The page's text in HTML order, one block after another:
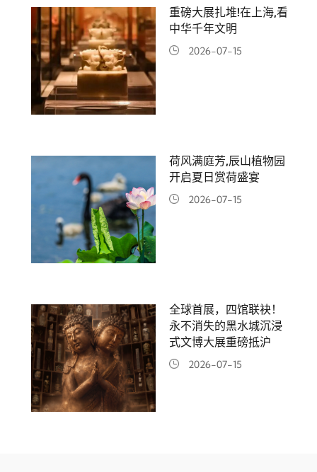
重磅大展扎堆!在上海,看
中华千年文明
2026-07-15
荷风满庭芳,辰山植物园
开启夏日赏荷盛宴
2026-07-15
全球首展，四馆联袂！
永不消失的黑水城沉浸
式文博大展重磅抵沪
2026-07-15